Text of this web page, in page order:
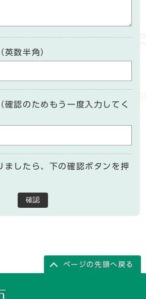
英数半角）
確認のためもう一度入力してく
ましたら、下の確認ボタンを押
確認
ページの先頭へ戻る